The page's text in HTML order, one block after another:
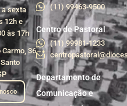
a sexta
12h e
às 17h
36
(11) 99463-9500
Centro de Pastoral
(11) 99981-1233
Departamento de
Comunicação e